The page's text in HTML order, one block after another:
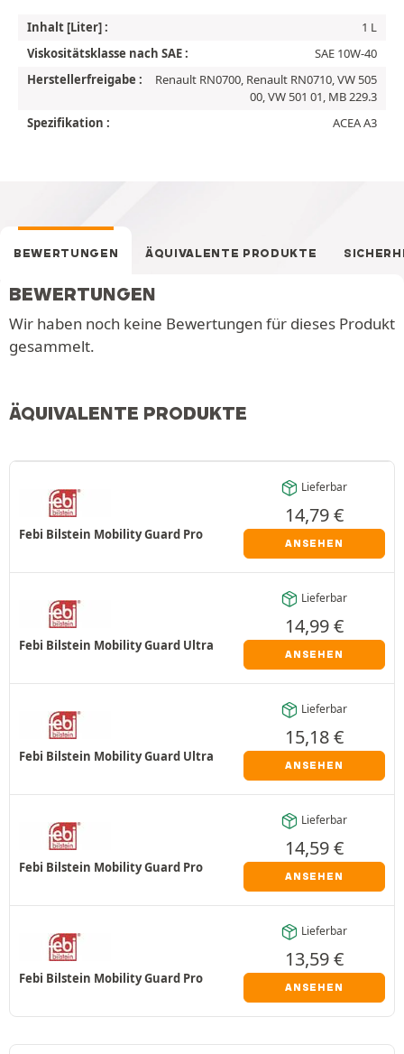
Inhalt [Liter] :
1 L
Viskositätsklasse nach SAE :
SAE 10W-40
Herstellerfreigabe :
Renault RN0700, Renault RN0710, VW 505
00, VW 501 01, MB 229.3
Spezifikation :
ACEA A3
BEWERTUNGEN ÄQUIVALENTE PRODUKTE
BEWERTUNGEN
Wir haben noch keine Bewertungen für dieses Produkt
gesammelt.
ÄQUIVALENTE PRODUKTE
Febi Bilstein Mobility Guard Pro
Lieferbar
14,79€
ANSEHEN
Febi Bilstein Mobility Guard Ultra
Lieferbar
14,99€
ANSEHEN
Febi Bilstein Mobility Guard Ultra
Lieferbar
15,18€
ANSEHEN
Febi Bilstein Mobility Guard Pro
Lieferbar
14,59€
ANSEHEN
Febi Bilstein Mobility Guard Pro
Lieferbar
13,59€
ANSEHEN